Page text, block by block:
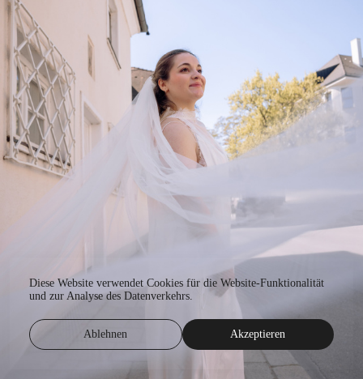
Diese Website verwendet Cookies für die Website-Funktionalität
und zur Analyse des Datenverkehrs.
Ablehnen Akzeptieren